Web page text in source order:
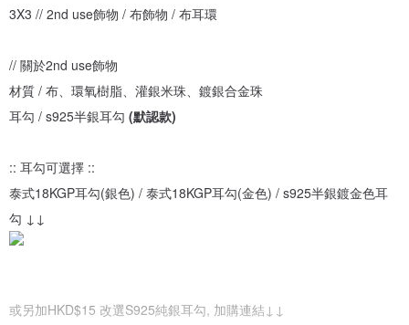
3X3 // 2nd use飾物 / 布飾物 / 布耳環
// 關於2nd use飾物
材質 / 布、環氧樹脂、灌銀米珠、鍍銀合金珠
耳勾 / s925半銀耳勾 (默認款)
:: 耳勾可選擇 ::
泰式18KGP耳勾(銀色) / 泰式18KGP耳勾(金色) / s925半銀鍍金色耳
勾 ↓↓
或另加HKD$15 改選S925純銀耳勾, 加購連結↓↓